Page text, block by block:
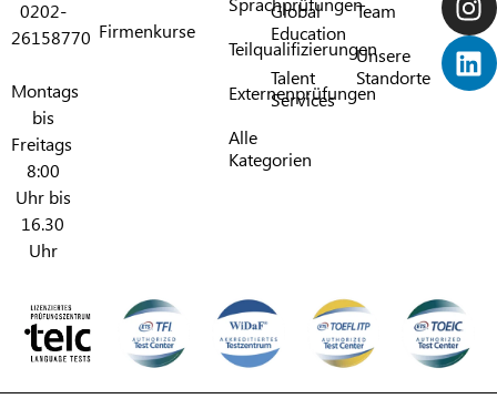
0202-
26158770
Montags
bis
Freitags
8:00
Uhr bis
16.30
Uhr
Firmenkurse
Teilqualifizierungen​
Externenprüfungen
Alle
Kategorien​
Global
Education
Talent
Services
Team
Unsere
Standorte